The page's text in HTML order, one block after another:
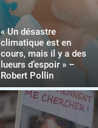
« Un désastre
climatique est en
cours, mais il y a des
lueurs d’espoir » –
Robert Pollin